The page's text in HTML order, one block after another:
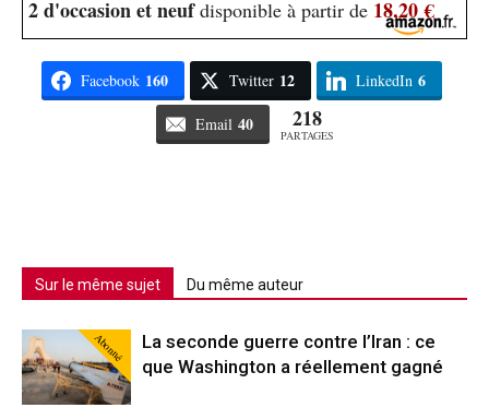
2 d'occasion et neufdisponible à partir de 18,20 €
Facebook 160 Twitter 12 LinkedIn 6
Email 40 218
PARTAGES
Sur le même sujet Du même auteur
Abonné
La seconde guerre contre l’Iran : ce
que Washington a réellement gagné